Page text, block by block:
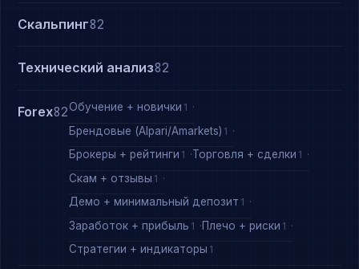
Скальпинг82
Технический анализ82
Forex82Обучение + новички 1
Брендовые (Alpari/Amarkets) 1
Брокеры + рейтинги 1 Торговля + сделки 1
Скам + отзывы 1
Демо + минимальный депозит 1
Заработок + прибыль 1 Плечо + риски 1
Стратегии + индикаторы 1